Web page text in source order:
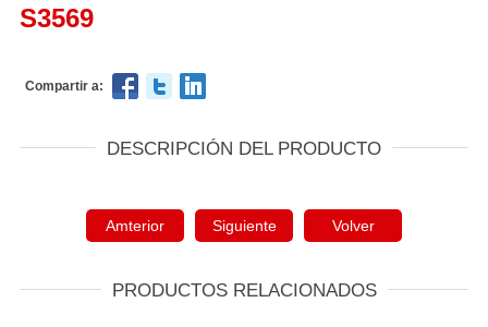
S3569
Compartir a:
DESCRIPCIÓN DEL PRODUCTO
Amterior Siguiente Volver
PRODUCTOS RELACIONADOS